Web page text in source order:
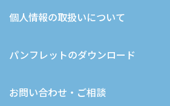
個人情報の取扱いについて
パンフレットのダウンロード
お問い合わせ・ご相談